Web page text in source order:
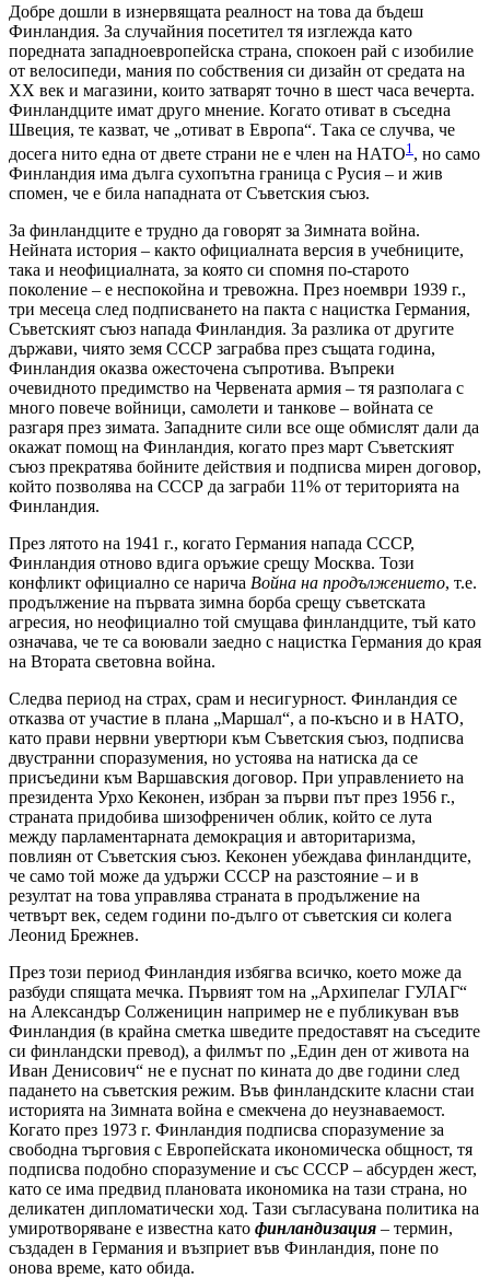
Добре дошли в изнервящата реалност на това да бъдеш
Финландия. За случайния посетител тя изглежда като
поредната западноевропейска страна, спокоен рай с изобилие
от велосипеди, мания по собствения си дизайн от средата на
ХХ век и магазини, които затварят точно в шест часа вечерта.
Финландците имат друго мнение. Когато отиват в съседна
Швеция, те казват, че „отиват в Европа“. Така се случва, че
досега нито една от двете страни не е член на НАТО1 , но само
Финландия има дълга сухопътна граница с Русия – и жив
спомен, че е била нападната от Съветския съюз.
За финландците е трудно да говорят за Зимната война.
Нейната история – както официалната версия в учебниците,
така и неофициалната, за която си спомня по-старото
поколение – е неспокойна и тревожна. През ноември 1939 г.,
три месеца след подписването на пакта с нацистка Германия,
Съветският съюз напада Финландия. За разлика от другите
държави, чиято земя СССР заграбва през същата година,
Финландия оказва ожесточена съпротива. Въпреки
очевидното предимство на Червената армия – тя разполага с
много повече войници, самолети и танкове – войната се
разгаря през зимата. Западните сили все още обмислят дали да
окажат помощ на Финландия, когато през март Съветският
съюз прекратява бойните действия и подписва мирен договор,
който позволява на СССР да заграби 11% от територията на
Финландия.
През лятото на 1941 г., когато Германия напада СССР,
Финландия отново вдига оръжие срещу Москва. Този
конфликт официално се нарича Война на продължението, т.е.
продължение на първата зимна борба срещу съветската
агресия, но неофициално той смущава финландците, тъй като
означава, че те са воювали заедно с нацистка Германия до края
на Втората световна война.
Следва период на страх, срам и несигурност. Финландия се
отказва от участие в плана „Маршал“, а по-късно и в НАТО,
като прави нервни увертюри към Съветския съюз, подписва
двустранни споразумения, но устоява на натиска да се
присъедини към Варшавския договор. При управлението на
президента Урхо Кеконен, избран за първи път през 1956 г.,
страната придобива шизофреничен облик, който се лута
между парламентарната демокрация и авторитаризма,
повлиян от Съветския съюз. Кеконен убеждава финландците,
че само той може да удържи СССР на разстояние – и в
резултат на това управлява страната в продължение на
четвърт век, седем години по-дълго от съветския си колега
Леонид Брежнев.
През този период Финландия избягва всичко, което може да
разбуди спящата мечка. Първият том на „Архипелаг ГУЛАГ“
на Александър Солженицин например не е публикуван във
Финландия (в крайна сметка шведите предоставят на съседите
си финландски превод), а филмът по „Един ден от живота на
Иван Денисович“ не е пуснат по кината до две години след
падането на съветския режим. Във финландските класни стаи
историята на Зимната война е смекчена до неузнаваемост.
Когато през 1973 г. Финландия подписва споразумение за
свободна търговия с Европейската икономическа общност, тя
подписва подобно споразумение и със СССР – абсурден жест,
като се има предвид плановата икономика на тази страна, но
деликатен дипломатически ход. Тази съгласувана политика на
умиротворяване е известна като финландизация – термин,
създаден в Германия и възприет във Финландия, поне по
онова време, като обида.